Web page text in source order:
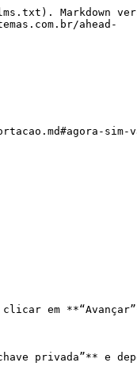
Markdown
ahead-
sim-
em
privada”** e